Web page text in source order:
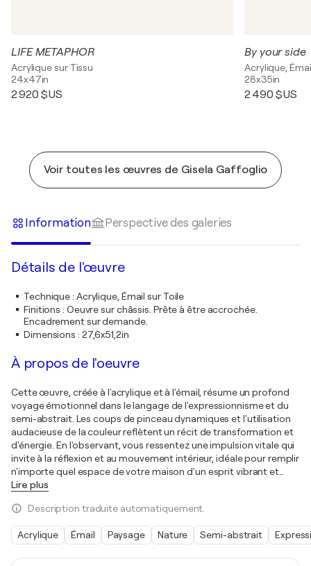
LIFE METAPHOR
Acrylique sur Tissu
24x47in
2 920 $US
By your side
Acrylique,
28x35in
2 490 $US
Voir toutes les œuvres de Gisela Gaffoglio
Information Perspective des galeries
Détails de l'œuvre
Technique: Acrylique, Émail sur Toile
Finitions : Oeuvre sur châssis. Prête à être accrochée.
Encadrement sur demande.
Dimensions : 27,6x51,2in
À propos de l'oeuvre
Cette œuvre, créée à l'acrylique et à l'émail, résume un profond
voyage émotionnel dans le langage de l'expressionnisme et du
semi-abstrait. Les coups de pinceau dynamiques et l'utilisation
audacieuse de la couleur reflètent un récit de transformation et
d'énergie. En l'observant, vous ressentez une impulsion vitale qui
invite à la réflexion et au mouvement intérieur, idéale pour remplir
n'importe quel espace de votre maison d'un esprit vibrant et
Lire plus
Description traduite automatiquement.
Acrylique Émail Paysage Nature Semi-abstrait